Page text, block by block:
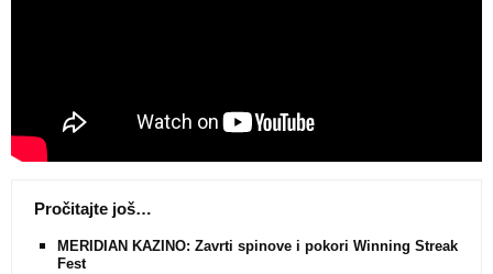
Pročitajte još…
MERIDIAN KAZINO: Zavrti spinove i pokori Winning Streak
Fest